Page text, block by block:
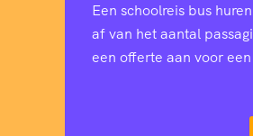
Een schoolreis bus
af van het aantal
een offerte aan voor